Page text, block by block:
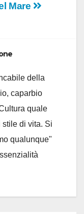
Mare
della
caparbio
quale
stile di vita. Si
qualunque"